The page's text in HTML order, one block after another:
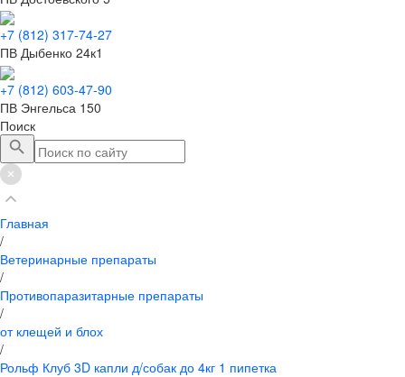
+7 (812) 317-74-27
ПВ Дыбенко 24к1
+7 (812) 603-47-90
ПВ Энгельса 150
Поиск
Главная
/
Ветеринарные препараты
/
Противопаразитарные препараты
/
от клещей и блох
/
Рольф Клуб 3D капли д/собак до 4кг 1 пипетка